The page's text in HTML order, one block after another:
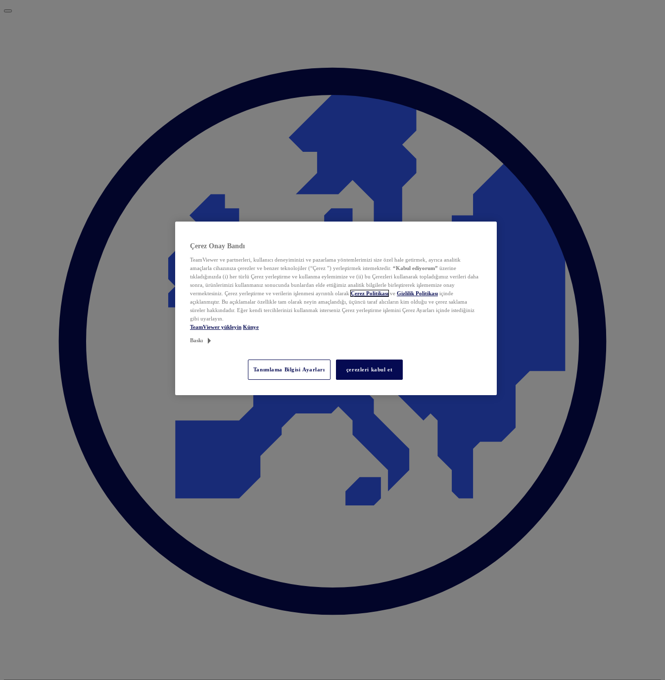
Çerez Onay Bandı
TeamViewer ve partnerleri, kullanıcı deneyiminizi ve pazarlama yöntemlerimizi size özel hale getirmek, ayrıca analitik
amaçlarla cihazınıza çerezler ve benzer teknolojiler (“Çerez ”) yerleştirmek istemektedir. “Kabul ediyorum” üzerine
tıkladığınızda (i) her türlü Çerez yerleştirme ve kullanma eylemimize ve (ii) bu Çerezleri kullanarak topladığımız verileri daha
sonra, ürünlerimizi kullanmanız sonucunda bunlardan elde ettiğimiz analitik bilgilerle birleştirerek işlememize onay
vermektesiniz. Çerez yerleştirme ve verilerin işlenmesi ayrıntılı olarak Çerez Politikası ve Gizlilik Politikası içinde
açıklanmıştır. Bu açıklamalar özellikle tam olarak neyin amaçlandığı, üçüncü taraf alıcıların kim olduğu ve çerez saklama
süreler hakkındadır. Eğer kendi tercihlerinizi kullanmak isterseniz Çerez yerleştirme işlemini Çerez Ayarları içinde istediğiniz
gibi uyarlayın.
TeamViewer yükleyin Künye
Baskı
Tanımlama Bilgisi Ayarları çerezleri kabul et